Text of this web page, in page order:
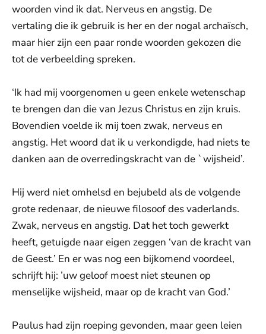
woorden vind ik dat. Nerveus en angstig. De
vertaling die ik gebruik is her en der nogal archaïsch,
maar hier zijn een paar ronde woorden gekozen die
tot de verbeelding spreken.
‘Ik had mij voorgenomen u geen enkele wetenschap
te brengen dan die van Jezus Christus en zijn kruis.
Bovendien voelde ik mij toen zwak, nerveus en
angstig. Het woord dat ik u verkon­digde, had niets te
danken aan de overredings­kracht van de `wijsheid’.
Hij werd niet omhelsd en bejubeld als de volgende
grote redenaar, de nieuwe filosoof des vaderlands.
Zwak, nerveus en angstig. Dat het toch gewerkt
heeft, getuigde naar eigen zeggen ‘van de kracht van
de Geest.’ En er was nog een bijkomend voordeel,
schrijft hij: ’uw geloof moest niet steunen op
menselijke wijsheid, maar op de kracht van God.’
Paulus had zijn roeping gevonden, maar geen leien